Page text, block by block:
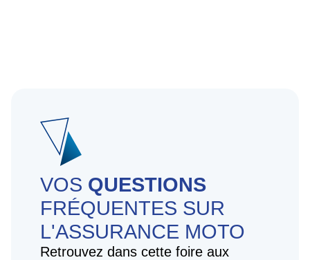
VOS QUESTIONS
FRÉQUENTES SUR
L'ASSURANCE MOTO
Retrouvez dans cette foire aux